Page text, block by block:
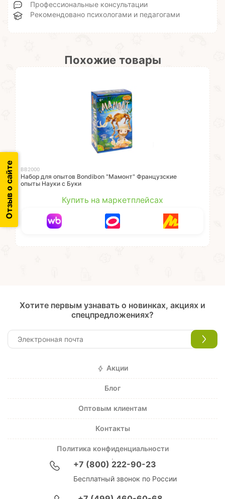
Профессиональные консультации
Рекомендовано психологами и педагогами
Похожие товары
ВВ2000
Набор для опытов Bondibon "Мамонт" Французские
опыты Науки с Буки
Купить на маркетплейсах
Отзыв о сайте
Хотите первым узнавать о новинках, акциях и
спецпредложениях?
Акции
Блог
Оптовым клиентам
Контакты
Политика конфиденциальности
+7 (800) 222-90-23
Бесплатный звонок по России